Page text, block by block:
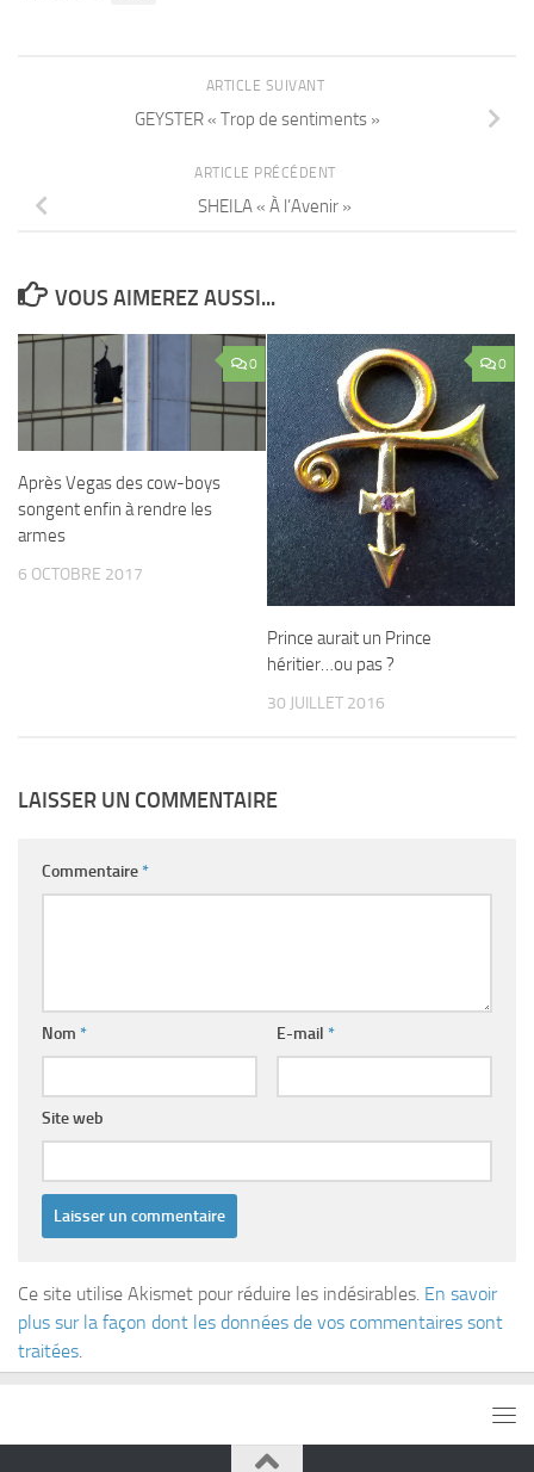
ARTICLE SUIVANT
GEYSTER « Trop de sentiments »
ARTICLE PRÉCÉDENT
SHEILA « À l’Avenir »
VOUS AIMEREZ AUSSI...
0
Après Vegas des cow-boys
songent enfin à rendre les
armes
6 OCTOBRE 2017
0
Prince aurait un Prince
héritier…ou pas ?
30 JUILLET 2016
LAISSER UN COMMENTAIRE
Commentaire*
Nom * E-mail *
Site web
Ce site utilise Akismet pour réduire les indésirables. En savoir
plus sur la façon dont les données de vos commentaires sont
traitées